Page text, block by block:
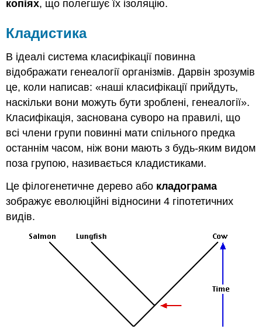
копіях, що полегшує їх ізоляцію.
Кладистика
В ідеалі система класифікації повинна
відображати генеалогії організмів. Дарвін зрозумів
це, коли написав: «наші класифікації прийдуть,
наскільки вони можуть бути зроблені, генеалогії».
Класифікація, заснована суворо на правилі, що
всі члени групи повинні мати спільного предка
останнім часом, ніж вони мають з будь-яким видом
поза групою, називається кладистиками.
Це філогенетичне дерево або кладограма
зображує еволюційні відносини 4 гіпотетичних
видів.